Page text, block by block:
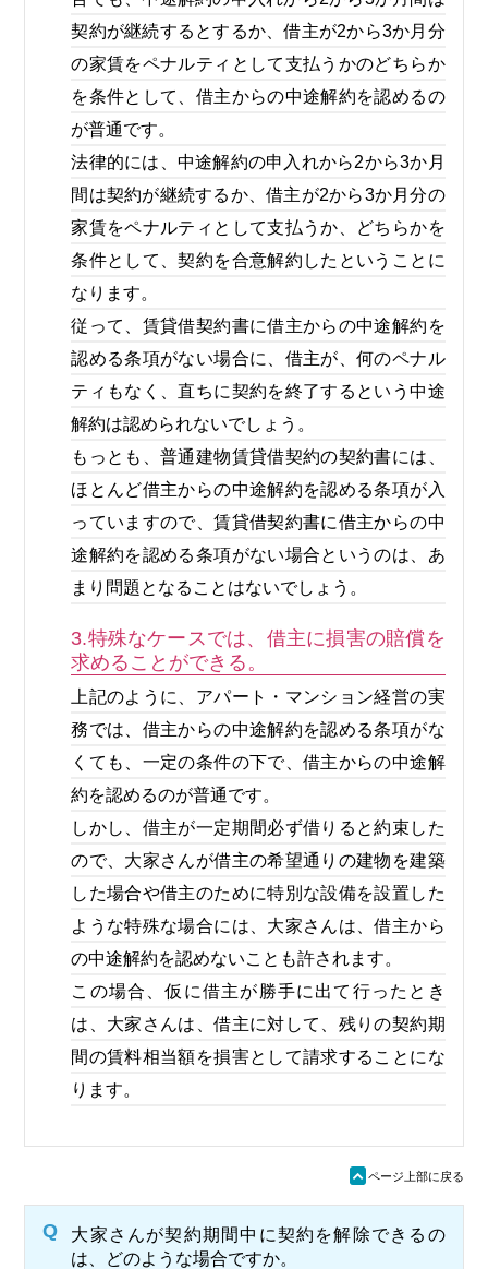
契約が継続するとするか、借主が2から3か月分
の家賃をペナルティとして支払うかのどちらか
を条件として、借主からの中途解約を認めるの
が普通です。
法律的には、中途解約の申入れから2から3か月
間は契約が継続するか、借主が2から3か月分の
家賃をペナルティとして支払うか、どちらかを
条件として、契約を合意解約したということに
なります。
従って、賃貸借契約書に借主からの中途解約を
認める条項がない場合に、借主が、何のペナル
ティもなく、直ちに契約を終了するという中途
解約は認められないでしょう。
もっとも、普通建物賃貸借契約の契約書には、
ほとんど借主からの中途解約を認める条項が入
っていますので、賃貸借契約書に借主からの中
途解約を認める条項がない場合というのは、あ
まり問題となることはないでしょう。
3.特殊なケースでは、借主に損害の賠償を
求めることができる。
上記のように、アパート・マンション経営の実
務では、借主からの中途解約を認める条項がな
くても、一定の条件の下で、借主からの中途解
約を認めるのが普通です。
しかし、借主が一定期間必ず借りると約束した
ので、大家さんが借主の希望通りの建物を建築
した場合や借主のために特別な設備を設置した
ような特殊な場合には、大家さんは、借主から
の中途解約を認めないことも許されます。
この場合、仮に借主が勝手に出て行ったとき
は、大家さんは、借主に対して、残りの契約期
間の賃料相当額を損害として請求することにな
ります。
ü ページ上部に戻る
Q
大家さんが契約期間中に契約を解除できるの
は、どのような場合ですか。